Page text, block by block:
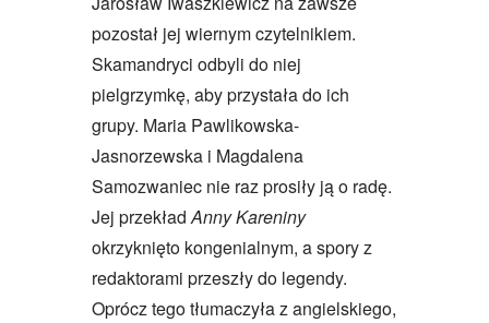
pozostał jej wiernym czytelnikiem.
Skamandryci odbyli do niej
pielgrzymkę, aby przystała do ich
grupy. Maria Pawlikowska-
Jasnorzewska i Magdalena
Samozwaniec nie raz prosiły ją o radę.
Jej przekładAnny Kareniny
okrzyknięto kongenialnym, a spory z
redaktorami przeszły do legendy.
Oprócz tego tłumaczyła z angielskiego,